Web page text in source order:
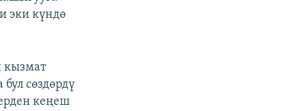
эки күндө
кызмат
сөздөрдү
кеңеш